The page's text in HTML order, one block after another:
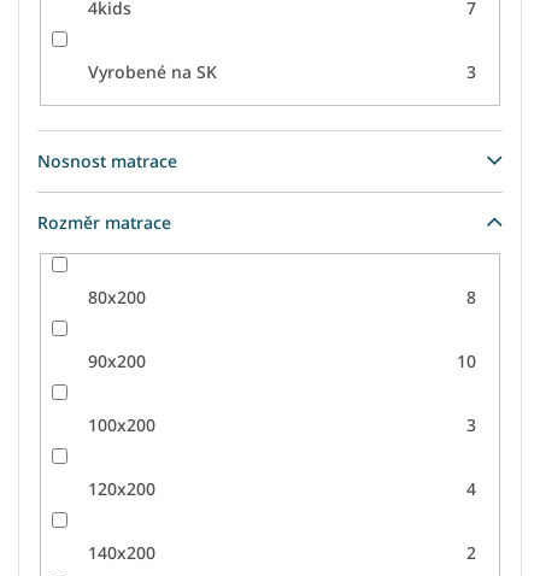
4kids 7
Vyrobené na SK 3
Nosnost matrace
Rozměr matrace
80x200 8
90x200 10
100x200 3
120x200 4
140x200 2